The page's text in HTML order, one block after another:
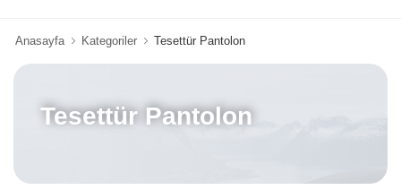
Anasayfa Kategoriler Tesettür Pantolon
Tesettür Pantolon